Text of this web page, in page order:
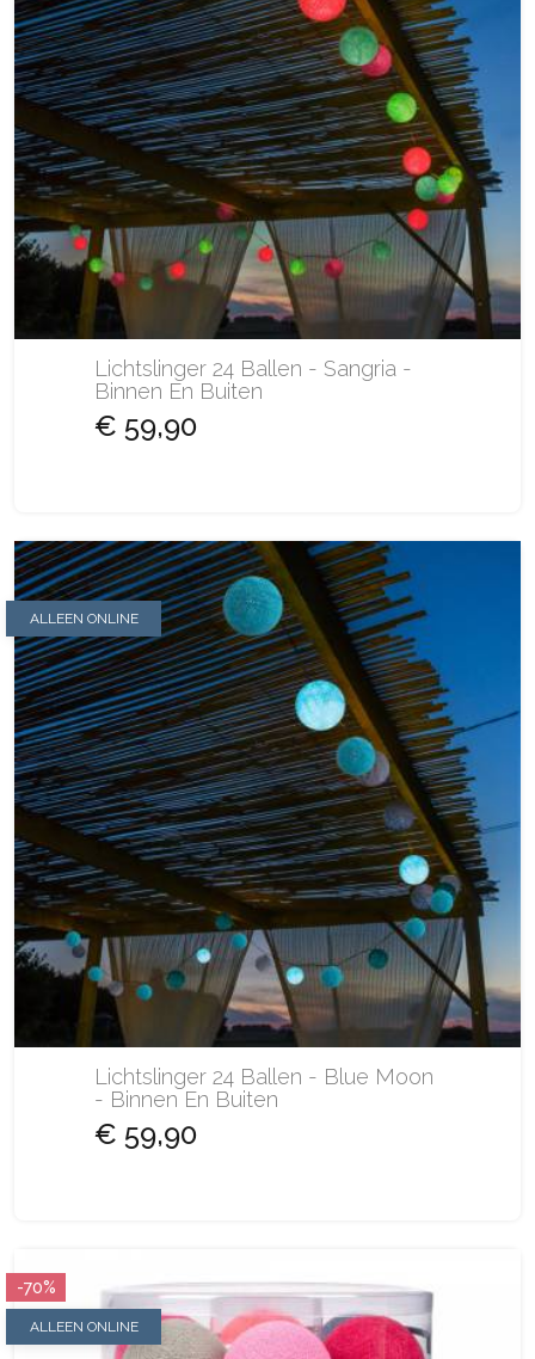
Lichtslinger 24 Ballen - Sangria -
Binnen En Buiten
€ 59,90
ALLEEN ONLINE
Lichtslinger 24 Ballen - Blue Moon
- Binnen En Buiten
€ 59,90
ALLEEN ONLINE
-70%